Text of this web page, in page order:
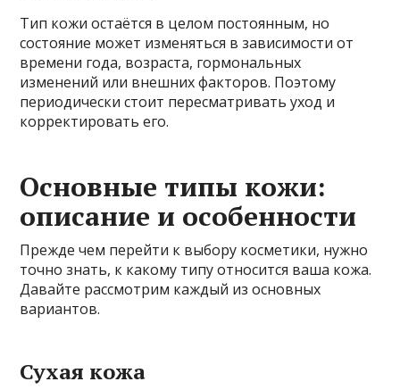
Тип кожи остаётся в целом постоянным, но
состояние может изменяться в зависимости от
времени года, возраста, гормональных
изменений или внешних факторов. Поэтому
периодически стоит пересматривать уход и
корректировать его.
Основные типы кожи:
описание и особенности
Прежде чем перейти к выбору косметики, нужно
точно знать, к какому типу относится ваша кожа.
Давайте рассмотрим каждый из основных
вариантов.
Сухая кожа